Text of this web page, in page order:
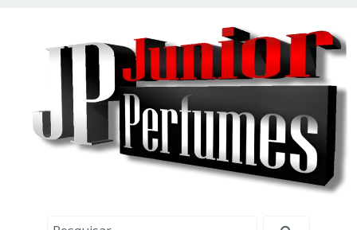
para lembrar e entender como você usa nosso
site, analisar seu uso de nossos produtos e
serviços, ajudar com nossos esforços de
marketing e fornecer conteúdo de terceiros. Leia
Política de Cookies e Privacidade
Eu aceito